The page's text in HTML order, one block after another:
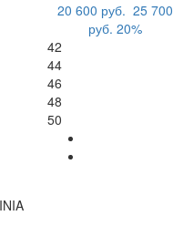
20 600 руб. 25 700
руб. 20%
42
44
46
48
50